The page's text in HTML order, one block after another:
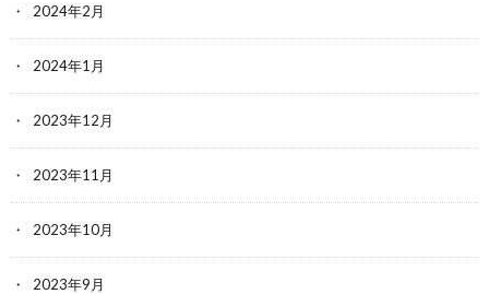
2024年2月
2024年1月
2023年12月
2023年11月
2023年10月
2023年9月